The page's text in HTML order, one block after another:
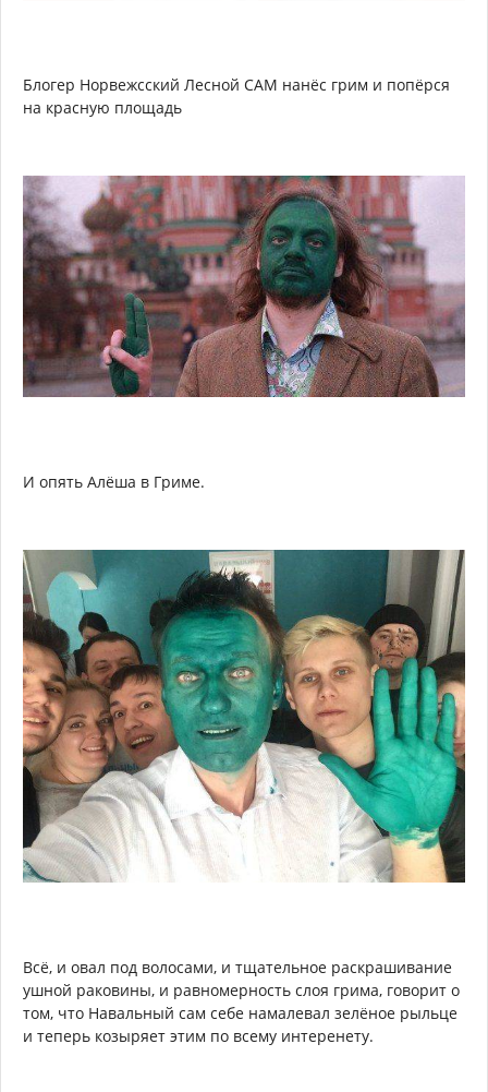
Блогер Норвежсский Лесной САМ нанёс грим и попёрся
на красную площадь
И опять Алёша в Гриме.
Всё, и овал под волосами, и тщательное раскрашивание
ушной раковины, и равномерность слоя грима, говорит о
том, что Навальный сам себе намалевал зелёное рыльце
и теперь козыряет этим по всему интеренету.